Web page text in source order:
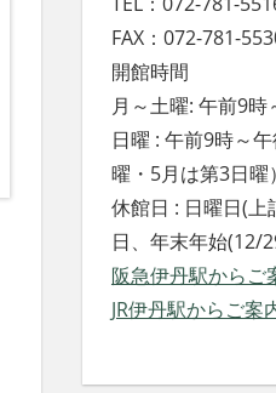
FAX：072-781-
開館時間
月～土曜: 午前9時
日曜 : 午前9時～
曜・5月は第3日曜）
休館日 : 日曜日(
日、年末年始(12/
阪急伊丹駅からご
JR伊丹駅からご案